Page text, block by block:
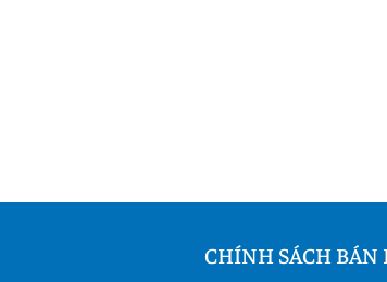
CHÍNH SÁCH BÁN